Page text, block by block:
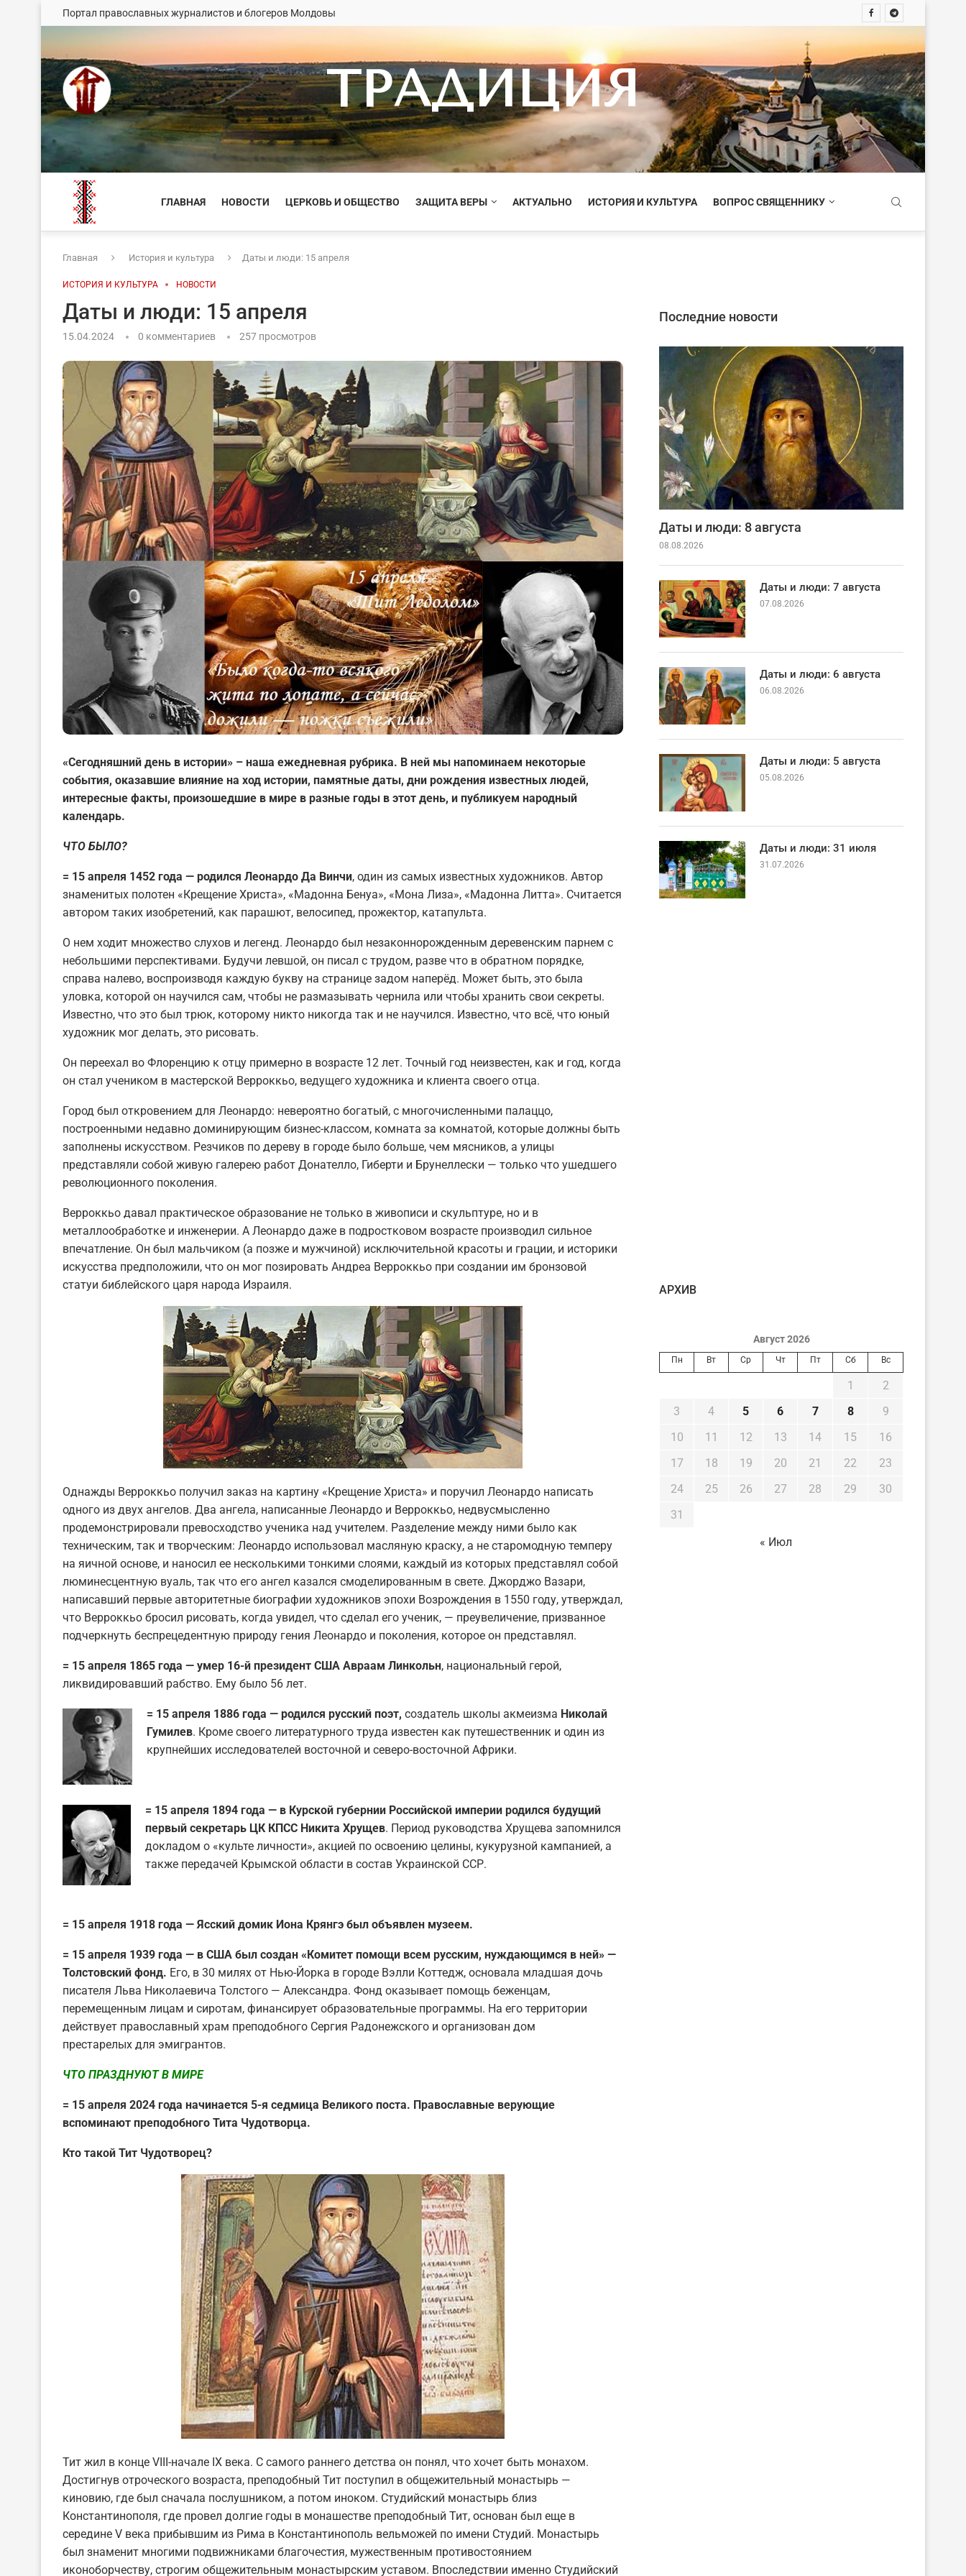
Портал православных журналистов и блогеров Молдовы
ТРАДИЦИЯ
ГЛАВНАЯ НОВОСТИ ЦЕРКОВЬ И ОБЩЕСТВО ЗАЩИТА ВЕРЫ АКТУАЛЬНО ИСТОРИЯ И КУЛЬТУРА ВОПРОС СВЯЩЕННИКУ
Главная История и культура Даты и люди: 15 апреля
ИСТОРИЯ И КУЛЬТУРА НОВОСТИ
Даты и люди: 15 апреля
15.04.2024 0 комментариев 257 просмотров
«Сегодняшний день в истории» – наша ежедневная рубрика. В ней мы напоминаем некоторые
события, оказавшие влияние на ход истории, памятные даты, дни рождения известных людей,
интересные факты, произошедшие в мире в разные годы в этот день, и публикуем народный
календарь.
ЧТО БЫЛО?
= 15 апреля 1452 года — родился Леонардо Да Винчи, один из самых известных художников. Автор
знаменитых полотен «Крещение Христа», «Мадонна Бенуа», «Мона Лиза», «Мадонна Литта». Считается
автором таких изобретений, как парашют, велосипед, прожектор, катапульта.
О нем ходит множество слухов и легенд. Леонардо был незаконнорожденным деревенским парнем с
небольшими перспективами. Будучи левшой, он писал с трудом, разве что в обратном порядке,
справа налево, воспроизводя каждую букву на странице задом наперёд. Может быть, это была
уловка, которой он научился сам, чтобы не размазывать чернила или чтобы хранить свои секреты.
Известно, что это был трюк, которому никто никогда так и не научился. Известно, что всё, что юный
художник мог делать, это рисовать.
Он переехал во Флоренцию к отцу примерно в возрасте 12 лет. Точный год неизвестен, как и год, когда
он стал учеником в мастерской Верроккьо, ведущего художника и клиента своего отца.
Город был откровением для Леонардо: невероятно богатый, с многочисленными палаццо,
построенными недавно доминирующим бизнес-классом, комната за комнатой, которые должны быть
заполнены искусством. Резчиков по дереву в городе было больше, чем мясников, а улицы
представляли собой живую галерею работ Донателло, Гиберти и Брунеллески — только что ушедшего
революционного поколения.
Верроккьо давал практическое образование не только в живописи и скульптуре, но и в
металлообработке и инженерии. А Леонардо даже в подростковом возрасте производил сильное
впечатление. Он был мальчиком (а позже и мужчиной) исключительной красоты и грации, и историки
искусства предположили, что он мог позировать Андреа Верроккьо при создании им бронзовой
статуи библейского царя народа Израиля.
Однажды Верроккьо получил заказ на картину «Крещение Христа» и поручил Леонардо написать
одного из двух ангелов. Два ангела, написанные Леонардо и Верроккьо, недвусмысленно
продемонстрировали превосходство ученика над учителем. Разделение между ними было как
техническим, так и творческим: Леонардо использовал масляную краску, а не старомодную темперу
на яичной основе, и наносил ее несколькими тонкими слоями, каждый из которых представлял собой
люминесцентную вуаль, так что его ангел казался смоделированным в свете. Джорджо Вазари,
написавший первые авторитетные биографии художников эпохи Возрождения в 1550 году, утверждал,
что Верроккьо бросил рисовать, когда увидел, что сделал его ученик, — преувеличение, призванное
подчеркнуть беспрецедентную природу гения Леонардо и поколения, которое он представлял.
= 15 апреля 1865 года — умер 16-й президент США Авраам Линкольн, национальный герой,
ликвидировавший рабство. Ему было 56 лет.
= 15 апреля 1886 года — родился русский поэт, создатель школы акмеизма Николай
Гумилев. Кроме своего литературного труда известен как путешественник и один из
крупнейших исследователей восточной и северо-восточной Африки.
= 15 апреля 1894 года — в Курской губернии Российской империи родился будущий
первый секретарь ЦК КПСС Никита Хрущев. Период руководства Хрущева запомнился
докладом о «культе личности», акцией по освоению целины, кукурузной кампанией, а
также передачей Крымской области в состав Украинской ССР.
= 15 апреля 1918 года — Ясский домик Иона Крянгэ был объявлен музеем.
= 15 апреля 1939 года — в США был создан «Комитет помощи всем русским, нуждающимся в ней» —
Толстовский фонд. Его, в 30 милях от Нью-Йорка в городе Вэлли Коттедж, основала младшая дочь
писателя Льва Николаевича Толстого — Александра. Фонд оказывает помощь беженцам,
перемещенным лицам и сиротам, финансирует образовательные программы. На его территории
действует православный храм преподобного Сергия Радонежского и организован дом
престарелых для эмигрантов.
ЧТО ПРАЗДНУЮТ В МИРЕ
= 15 апреля 2024 года начинается 5-я седмица Великого поста. Православные верующие
вспоминают преподобного Тита Чудотворца.
Кто такой Тит Чудотворец?
Тит жил в конце VIII-начале IX века. С самого раннего детства он понял, что хочет быть монахом.
Достигнув отроческого возраста, преподобный Тит поступил в общежительный монастырь —
киновию, где был сначала послушником, а потом иноком. Студийский монастырь близ
Константинополя, где провел долгие годы в монашестве преподобный Тит, основан был еще в
середине V века прибывшим из Рима в Константинополь вельможей по имени Студий. Монастырь
был знаменит многими подвижниками благочестия, мужественным противостоянием
иконоборчеству, строгим общежительным монастырским уставом. Впоследствии именно Студийский
Последние новости
Даты и люди: 8 августа
08.08.2026
Даты и люди: 7 августа
07.08.2026
Даты и люди: 6 августа
06.08.2026
Даты и люди: 5 августа
05.08.2026
Даты и люди: 31 июля
31.07.2026
AРХИВ
Август 2026
Пн Вт Ср Чт Пт Сб Вс
1
2
3
4 5 6 7 8
9
10
11 12 13 14 15
16
17
18 19 20 21 22
23
24
25 26 27 28 29
30
31
« Июл